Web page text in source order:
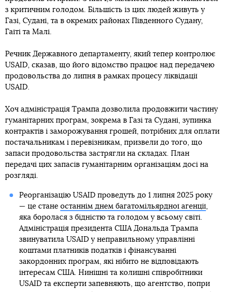
з критичним голодом. Більшість із цих людей живуть у
Газі, Судані, та в окремих районах Південного Судану,
Гаїті та Малі.
Речник Державного департаменту, який тепер контролює
USAID, сказав, що його відомство працює над передачею
продовольства до липня в рамках процесу ліквідації
USAID.
Хоч адміністрація Трампа дозволила продовжити частину
гуманітарних програм, зокрема в Газі та Судані, зупинка
контрактів і заморожування грошей, потрібних для оплати
постачальникам і перевізникам, призвели до того, що
запаси продовольства застрягли на складах. План
передачі цих запасів гуманітарним організаціям досі на
розгляді.
Реорганізацію USAID проведуть до 1 липня 2025 року
— це стане останнім днем багатомільярдної агенції,
яка боролася з бідністю та голодом у всьому світі.
Адміністрація президента США Дональда Трампа
звинуватила USAID у неправильному управлінні
коштами платників податків і фінансуванні
закордонних програм, які нібито не відповідають
інтересам США. Нинішні та колишні співробітники
USAID та експерти запевняють, що агентство, попри